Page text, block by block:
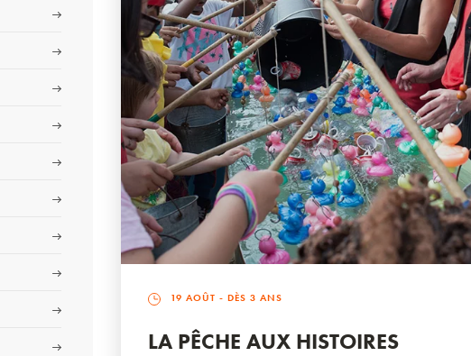
19 AOÛT - DÈS 3 ANS
LA PÊCHE AUX HISTOIRES